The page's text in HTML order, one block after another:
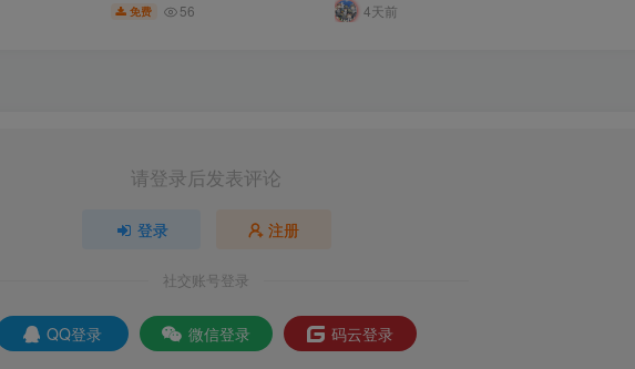
免费 56 4天前
请登录后发表评论
登录 注册
社交账号登录
QQ登录 微信登录 码云登录